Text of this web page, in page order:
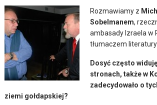
Rozmawiamy z
Sobelmanem,
ambasady Izraela w
tłumaczem literatury
Dosyć często
stronach, także w
zadecydowało o
ziemi gołdapskiej?